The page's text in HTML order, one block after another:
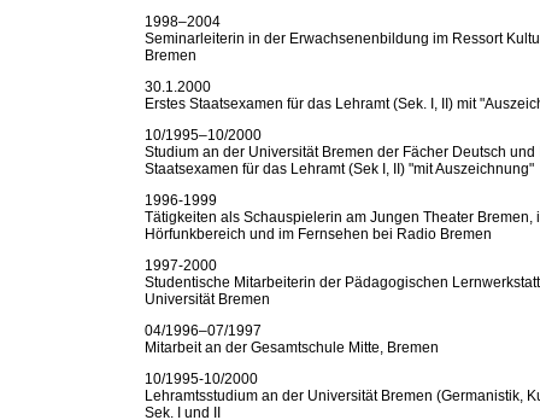
1998–2004
Seminarleiterin in der Erwachsenenbildung im Ressort
Bremen
30.1.2000
Erstes Staatsexamen für das Lehramt (Sek. I, II) mit
10/1995–10/2000
Studium an der Universität Bremen der Fächer Deutsch und
Staatsexamen für das Lehramt (Sek I, II) "mit Auszeichnung"
1996-1999
Tätigkeiten als Schauspielerin am Jungen Theater Bremen,
Hörfunkbereich und im Fernsehen bei Radio Bremen
1997-2000
Studentische Mitarbeiterin der Pädagogischen
Universität Bremen
04/1996–07/1997
Mitarbeit an der Gesamtschule Mitte, Bremen
10/1995-10/2000
Lehramtsstudium an der Universität Bremen (Germanistik,
Sek. I und II